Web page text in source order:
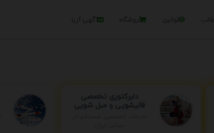
قوانین فروشگاه آگهی آریا
دایرکتوری تخصصی
قالیشویی و مبل شویی